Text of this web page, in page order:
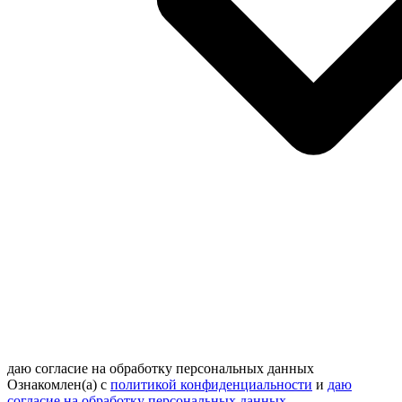
даю согласие на обработку персональных данных
Ознакомлен(а) с политикой конфиденциальности и даю